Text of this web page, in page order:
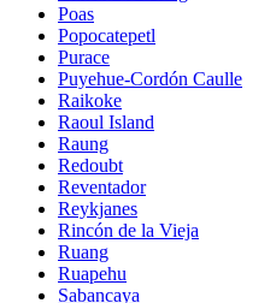
Poas
Popocatepetl
Purace
Puyehue-Cordón Caulle
Raikoke
Raoul Island
Raung
Redoubt
Reventador
Reykjanes
Rincón de la Vieja
Ruang
Ruapehu
Sabancaya